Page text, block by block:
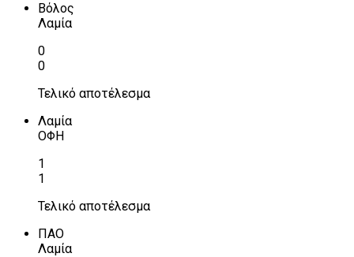
Βόλος
Λαμία
0
0
Τελικό αποτέλεσμα
Λαμία
ΟΦΗ
1
1
Τελικό αποτέλεσμα
ΠΑΟ
Λαμία